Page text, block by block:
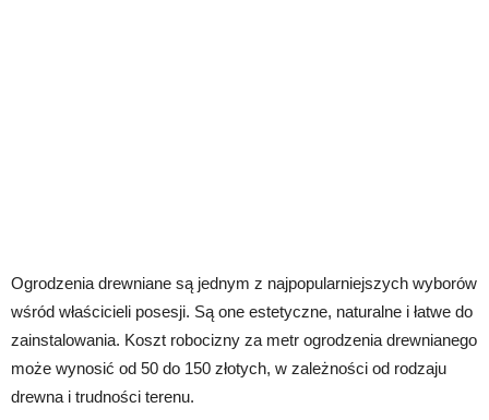
Ogrodzenia drewniane są jednym z najpopularniejszych wyborów
wśród właścicieli posesji. Są one estetyczne, naturalne i łatwe do
zainstalowania. Koszt robocizny za metr ogrodzenia drewnianego
może wynosić od 50 do 150 złotych, w zależności od rodzaju
drewna i trudności terenu.